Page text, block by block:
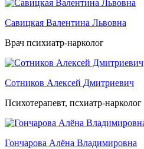
Савицкая Валентина Львовна
Врач психиатр-нарколог
Сотников Алексей Дмитриевич
Психотерапевт, псхиатр-нарколог
Гончарова Алёна Владимировна